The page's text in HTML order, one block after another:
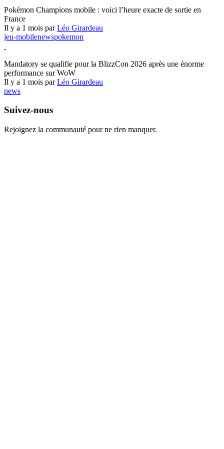
Pokémon Champions mobile : voici l’heure exacte de sortie en
France
Il y a 1 mois parLéo Girardeau
jeu-mobilenewspokemon
Mandatory se qualifie pour la BlizzCon 2026 après une énorme
performance sur WoW
Il y a 1 mois parLéo Girardeau
news
Suivez-nous
Rejoignez la communauté pour ne rien manquer.